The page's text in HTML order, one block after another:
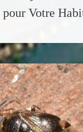
pour Votre